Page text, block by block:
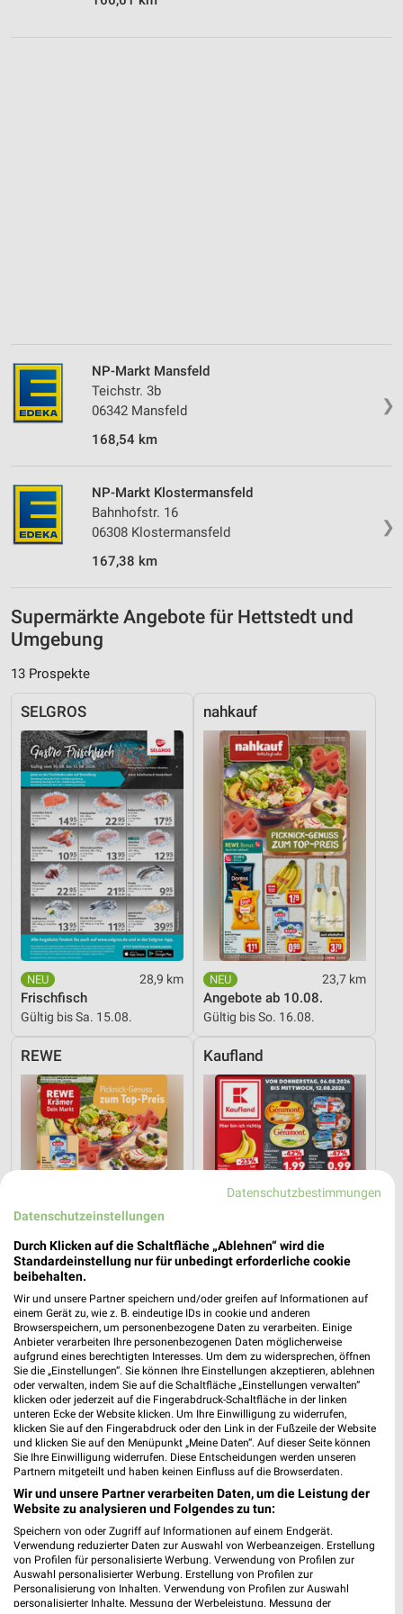
❯
NP-Markt Mansfeld
Teichstr. 3b
06342 Mansfeld
168,54 km
❯
NP-Markt Klostermansfeld
Bahnhofstr. 16
06308 Klostermansfeld
167,38 km
Supermärkte Angebote für Hettstedt und
Umgebung
13 Prospekte
SELGROS
28,9 km
Frischfisch
Gültig bis Sa. 15.08.
nahkauf
23,7 km
Angebote ab 10.08.
Gültig bis So. 16.08.
REWE
1,5 km
Angebote ab 10.08.
Gültig bis Sa. 15.08.
Kaufland
13,8 km
Angebote ab 06.08.
Gültig bis Mi. 12.08.
Kaufland SELGROS
Datenschutzbestimmungen
Datenschutzeinstellungen
Durch Klicken auf die Schaltfläche „Ablehnen“ wird die
Standardeinstellung nur für unbedingt erforderliche cookie
beibehalten.
Wir und unsere Partner speichern und/oder greifen auf Informationen auf
einem Gerät zu, wie z. B. eindeutige IDs in cookie und anderen
Browserspeichern, um personenbezogene Daten zu verarbeiten. Einige
Anbieter verarbeiten Ihre personenbezogenen Daten möglicherweise
aufgrund eines berechtigten Interesses. Um dem zu widersprechen, öffnen
Sie die „Einstellungen“. Sie können Ihre Einstellungen akzeptieren, ablehnen
oder verwalten, indem Sie auf die Schaltfläche „Einstellungen verwalten“
klicken oder jederzeit auf die Fingerabdruck-Schaltfläche in der linken
unteren Ecke der Website klicken. Um Ihre Einwilligung zu widerrufen,
klicken Sie auf den Fingerabdruck oder den Link in der Fußzeile der Website
und klicken Sie auf den Menüpunkt „Meine Daten“. Auf dieser Seite können
Sie Ihre Einwilligung widerrufen. Diese Entscheidungen werden unseren
Partnern mitgeteilt und haben keinen Einfluss auf die Browserdaten.
Wir und unsere Partner verarbeiten Daten, um die Leistung der
Website zu analysieren und Folgendes zu tun:
Speichern von oder Zugriff auf Informationen auf einem Endgerät.
Verwendung reduzierter Daten zur Auswahl von Werbeanzeigen. Erstellung
von Profilen für personalisierte Werbung. Verwendung von Profilen zur
Auswahl personalisierter Werbung. Erstellung von Profilen zur
Personalisierung von Inhalten. Verwendung von Profilen zur Auswahl
personalisierter Inhalte. Messung der Werbeleistung. Messung der